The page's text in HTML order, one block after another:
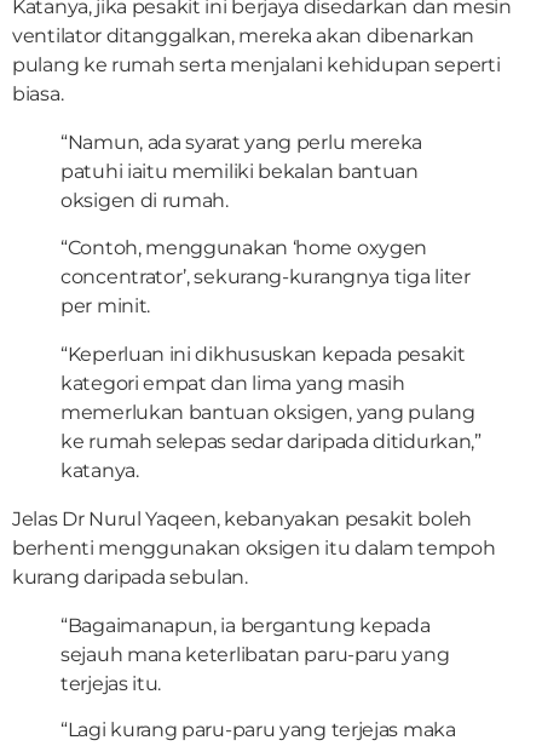
Katanya, jika pesakit ini berjaya disedarkan dan mesin
ventilator ditanggalkan, mereka akan dibenarkan
pulang ke rumah serta menjalani kehidupan seperti
biasa.
“Namun, ada syarat yang perlu mereka
patuhi iaitu memiliki bekalan bantuan
oksigen di rumah.
“Contoh, menggunakan ‘home oxygen
concentrator’, sekurang-kurangnya tiga liter
per minit.
“Keperluan ini dikhususkan kepada pesakit
kategori empat dan lima yang masih
memerlukan bantuan oksigen, yang pulang
ke rumah selepas sedar daripada ditidurkan,”
katanya.
Jelas Dr Nurul Yaqeen, kebanyakan pesakit boleh
berhenti menggunakan oksigen itu dalam tempoh
kurang daripada sebulan.
“Bagaimanapun, ia bergantung kepada
sejauh mana keterlibatan paru-paru yang
terjejas itu.
“Lagi kurang paru-paru yang terjejas maka